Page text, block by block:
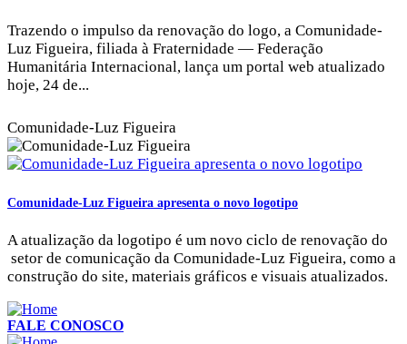
Trazendo o impulso da renovação do logo, a Comunidade-
Luz Figueira, filiada à Fraternidade — Federação
Humanitária Internacional, lança um portal web atualizado
hoje, 24 de...
Comunidade-Luz Figueira
Comunidade-Luz Figueira apresenta o novo logotipo
A atualização da logotipo é um novo ciclo de renovação do
setor de comunicação da Comunidade-Luz Figueira, como a
construção do site, materiais gráficos e visuais atualizados.
FALE CONOSCO